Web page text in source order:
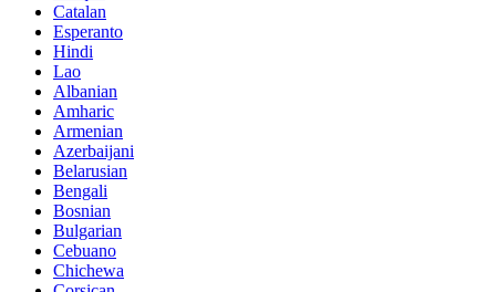
Catalan
Esperanto
Hindi
Lao
Albanian
Amharic
Armenian
Azerbaijani
Belarusian
Bengali
Bosnian
Bulgarian
Cebuano
Chichewa